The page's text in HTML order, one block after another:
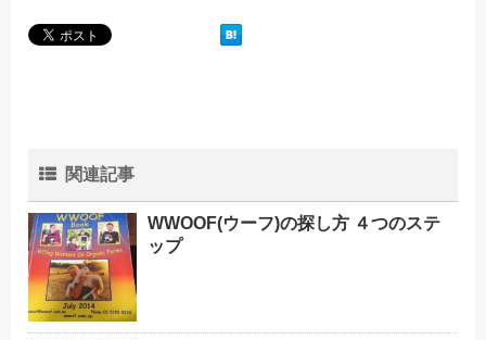
関連記事
WWOOF(ウーフ)の探し方 ４つのステ
ップ